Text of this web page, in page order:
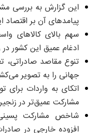
این گزارش به بررسی
پیامدهای آن بر اقتصاد
سهم بالای کالاهای
ادغام عمیق‌ این کشور
تنوع مقاصد صادراتی،
جهانی را به تصویر
اتکای به واردات برای
مشارکت عمیق‌تر در
افزوده خارجی در